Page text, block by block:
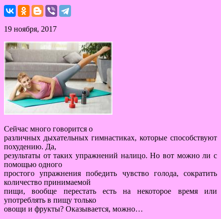
19 ноября, 2017
Сейчас много говорится о
различных дыхательных гимнастиках, которые способствуют
похудению. Да,
результаты от таких упражнений налицо. Но вот можно ли с
помощью одного
простого упражнения победить чувство голода, сократить
количество принимаемой
пищи, вообще перестать есть на некоторое время или
употреблять в пищу только
овощи и фрукты? Оказывается, можно…